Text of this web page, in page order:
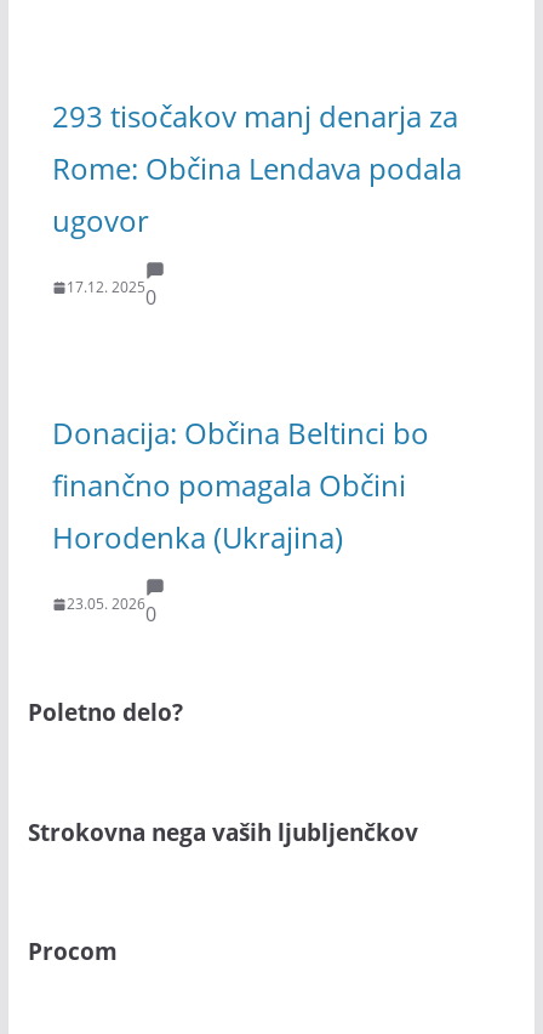
293 tisočakov manj denarja za
Rome: Občina Lendava podala
ugovor
17.12. 20250
Donacija: Občina Beltinci bo
finančno pomagala Občini
Horodenka (Ukrajina)
23.05. 20260
Poletno delo?
Strokovna nega vaših ljubljenčkov
Procom